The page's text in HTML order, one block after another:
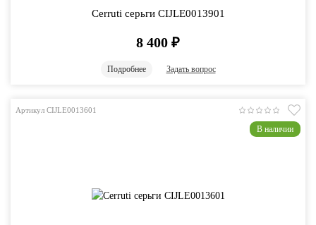
Cerruti серьги CIJLE0013901
8 400 ₽
Подробнее Задать вопрос
Артикул CIJLE0013601
В наличии